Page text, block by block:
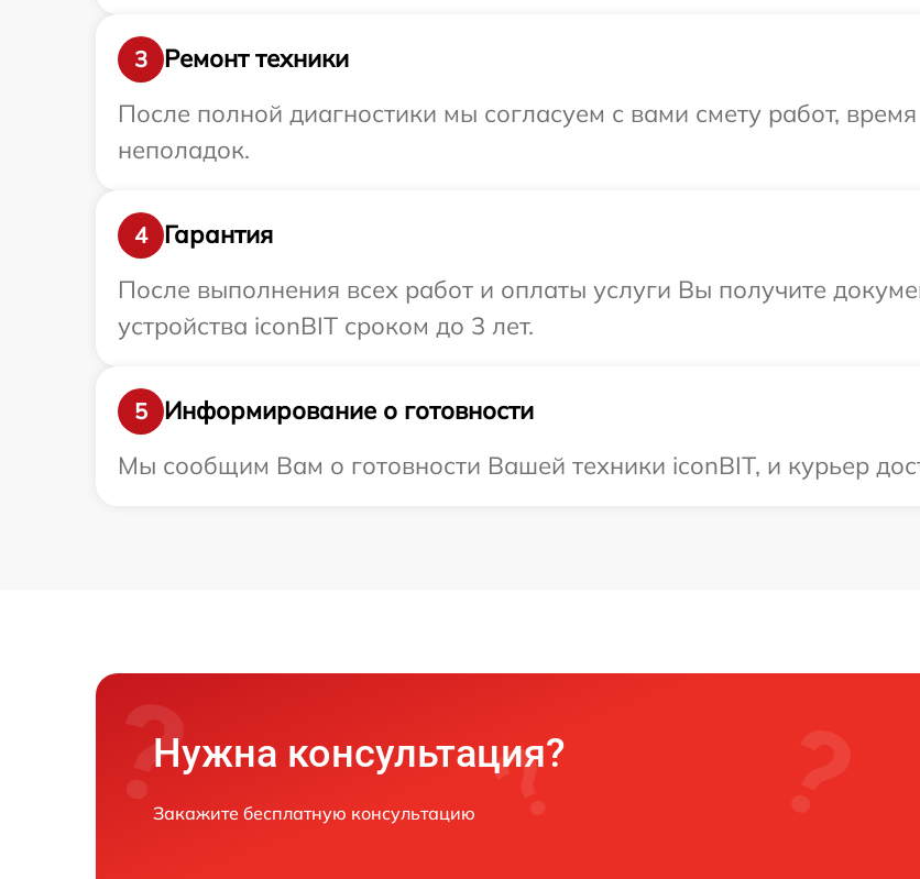
3
Ремонт техники
После полной диагностики мы согласуем с вами смету работ,
неполадок.
4
Гарантия
После выполнения всех работ и оплаты услуги Вы получите
устройства iconBIT сроком до 3 лет.
5
Информирование о готовности
Мы сообщим Вам о готовности Вашей техники iconBIT, и курьер
Нужна консультация?
Закажите бесплатную консультацию